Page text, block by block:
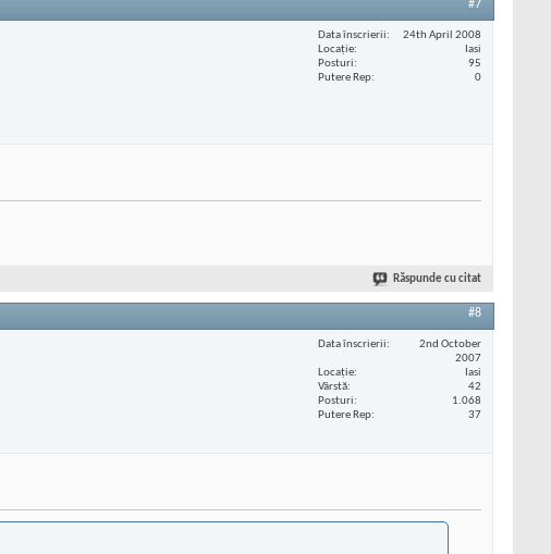
#7
Data înscrierii
24th April 2008
Locaţie
Iasi
Posturi
95
Putere Rep
0
Răspunde cu citat
#8
Data înscrierii
2nd October
2007
Locaţie
Iasi
Vârstă
42
Posturi
1.068
Putere Rep
37